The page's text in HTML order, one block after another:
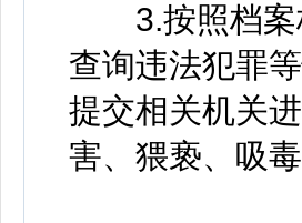
3.按照档案
查询违法犯罪
提交相关机关
害、猥亵、吸